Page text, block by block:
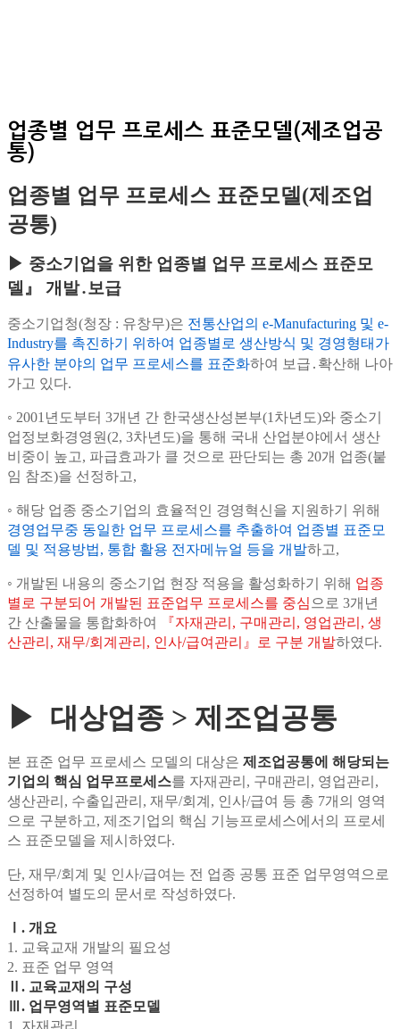
업종별 업무 프로세스 표준모델(제조업공
통)
업종별 업무 프로세스 표준모델(제조업
공통)
▶ 중소기업을 위한 업종별 업무 프로세스 표준모
델』 개발․보급
중소기업청(청장 : 유창무)은 전통산업의 e-Manufacturing 및 e-
Industry를 촉진하기 위하여 업종별로 생산방식 및 경영형태가
유사한 분야의 업무 프로세스를 표준화하여 보급․확산해 나아
가고 있다.
◦ 2001년도부터 3개년 간 한국생산성본부(1차년도)와 중소기
업정보화경영원(2, 3차년도)을 통해 국내 산업분야에서 생산
비중이 높고, 파급효과가 클 것으로 판단되는 총 20개 업종(붙
임 참조)을 선정하고,
◦ 해당 업종 중소기업의 효율적인 경영혁신을 지원하기 위해
경영업무중 동일한 업무 프로세스를 추출하여 업종별 표준모
델 및 적용방법, 통합 활용 전자메뉴얼 등을 개발하고,
◦ 개발된 내용의 중소기업 현장 적용을 활성화하기 위해 업종
별로 구분되어 개발된 표준업무 프로세스를 중심 으로 3개년
간 산출물을 통합화하여
『자재관리, 구매관리, 영업관리, 생
산관리, 재무/회계관리, 인사/급여관리』로 구분 개발하였다.
▶ 대상업종 > 제조업공통
본 표준 업무 프로세스 모델의 대상은 제조업공통에 해당되는
기업의 핵심 업무프로세스를 자재관리, 구매관리, 영업관리,
생산관리, 수출입관리, 재무/회계, 인사/급여 등 총 7개의 영역
으로 구분하고, 제조기업의 핵심 기능프로세스에서의 프로세
스 표준모델을 제시하였다.
단, 재무/회계 및 인사/급여는 전 업종 공통 표준 업무영역으로
선정하여 별도의 문서로 작성하였다.
Ⅰ. 개요
1. 교육교재 개발의 필요성
2. 표준 업무 영역
Ⅱ. 교육교재의 구성
Ⅲ. 업무영역별 표준모델
1. 자재관리